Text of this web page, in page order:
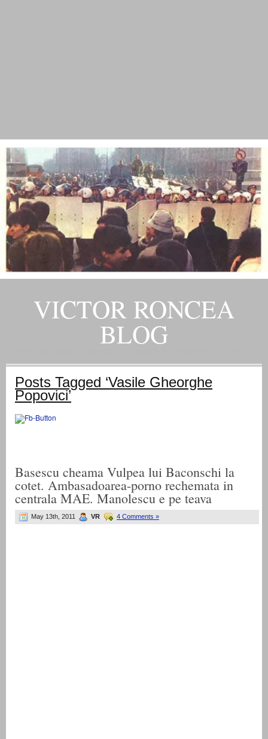
VICTOR RONCEA
BLOG
Posts Tagged ‘Vasile Gheorghe
Popovici’
Basescu cheama Vulpea lui Baconschi la
cotet. Ambasadoarea-porno rechemata in
centrala MAE. Manolescu e pe teava
May 13th, 2011 VR 4 Comments »